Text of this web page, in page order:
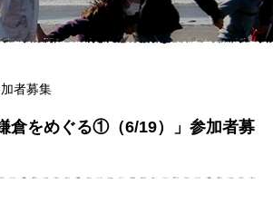
者募集
倉をめぐる①（6/19）」参加者募